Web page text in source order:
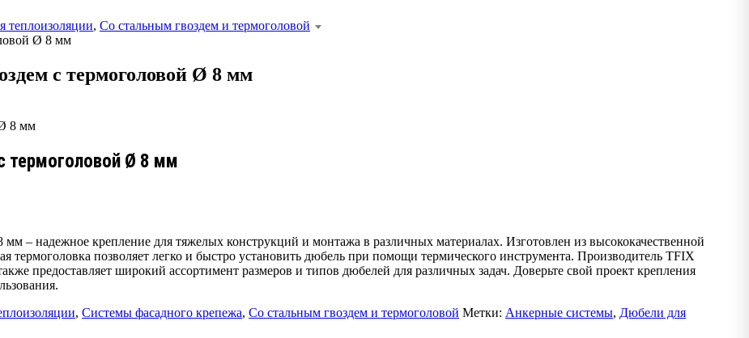
теплоизоляции, Со стальным гвоздем и термоголовой
Ø 8 мм
с термоголовой Ø 8 мм
термоголовой Ø 8 мм
– надежное крепление для тяжелых конструкций и монтажа в различных материалах. Изготовлен из высококачественной
термоголовка позволяет легко и быстро установить дюбель при помощи термического инструмента. Производитель TFIX
предоставляет широкий ассортимент размеров и типов дюбелей для различных задач. Доверьте свой проект крепления
, Системы фасадного крепежа, Со стальным гвоздем и термоголовой Метки: Анкерные системы, Дюбели для